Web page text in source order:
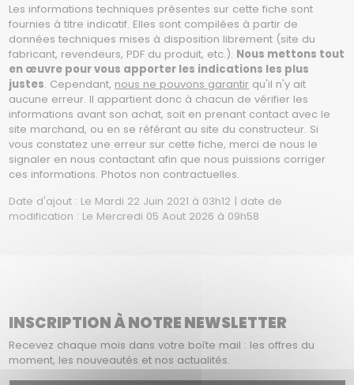
Les informations techniques présentes sur cette fiche sont
fournies à titre indicatif. Elles sont compilées à partir de
données techniques mises à disposition librement (site du
fabricant, revendeurs, PDF du produit, etc.). Nous mettons tout
en œuvre pour vous apporter les indications les plus
justes. Cependant, nous ne pouvons garantir qu'il n'y ait
aucune erreur. Il appartient donc à chacun de vérifier les
informations avant son achat, soit en prenant contact avec le
site marchand, ou en se référant au site du constructeur. Si
vous constatez une erreur sur cette fiche, merci de nous le
signaler en nous contactant afin que nous puissions corriger
ces informations. Photos non contractuelles.
Date d'ajout : Le Mardi 22 Juin 2021 à 03h12 | date de
modification : Le Mercredi 05 Aout 2026 à 09h58
INSCRIPTION À NOTRE NEWSLETTER
Recevez chaque mois dans votre boîte mail : les offres du
moment, les nouveautés et nos actualités.